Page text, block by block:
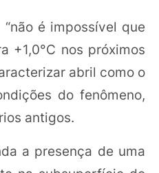
é impossível que
+1,0°C nos próximos
abril como o
do fenômeno,
antigos.
a presença de uma